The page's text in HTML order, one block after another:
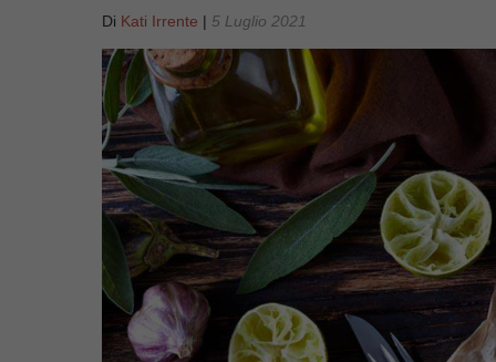
Di Kati Irrente | 5 Luglio 2021